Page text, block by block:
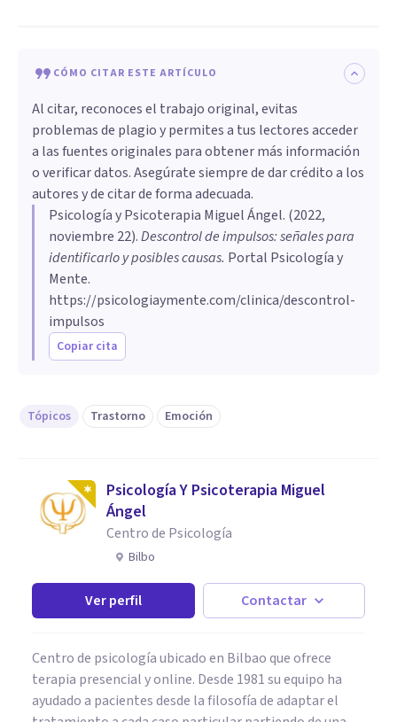
CÓMO CITAR ESTE ARTÍCULO
Al citar, reconoces el trabajo original, evitas
problemas de plagio y permites a tus lectores acceder
a las fuentes originales para obtener más información
o verificar datos. Asegúrate siempre de dar crédito a los
autores y de citar de forma adecuada.
Psicología y Psicoterapia Miguel Ángel. (2022,
noviembre 22).Descontrol de impulsos: señales para
identificarlo y posibles causas. Portal Psicología y
Mente.
https://psicologiaymente.com/clinica/descontrol-
impulsos
Copiar cita
Tópicos Trastorno Emoción
Psicología Y Psicoterapia Miguel
Ángel
Centro de Psicología
Bilbo
Ver perfil Contactar
Centro de psicología ubicado en Bilbao que ofrece
terapia presencial y online. Desde 1981 su equipo ha
ayudado a pacientes desde la filosofía de adaptar el